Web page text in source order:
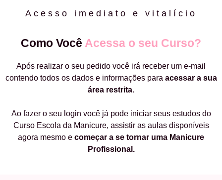
Acesso imediato e vitalício
Como Você Acessa o seu Curso?
Após realizar o seu pedido você irá receber um e-mail
contendo todos os dados e informações para acessar a sua
área restrita.
Ao fazer o seu login você já pode iniciar seus estudos do
Curso Escola da Manicure, assistir as aulas disponíveis
agora mesmo e começar a se tornar uma Manicure
Profissional.